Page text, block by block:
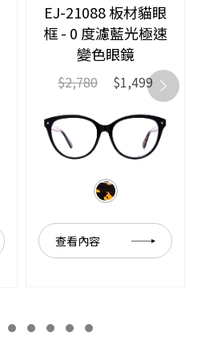
EJ-21088 板材貓眼
框 - 0 度濾藍光極速
變色眼鏡
$2,780 $1,499
查看內容